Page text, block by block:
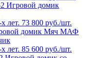
Игровой домик
лет. 73 800 руб./шт.
домик Мяч МАФ
лет. 85 600 руб./шт.